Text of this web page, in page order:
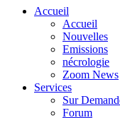
Accueil
Accueil
Nouvelles
Emissions
nécrologie
Zoom News
Services
Sur
Forum